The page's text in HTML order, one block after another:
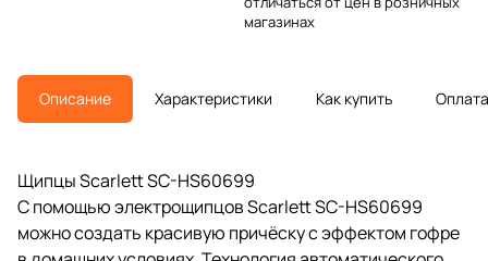
магазинах
Описание Характеристики Как купить Оплата
Щипцы Scarlett SC-HS60699
С помощью электрощипцов Scarlett SC-HS60699
можно создать красивую причёску с эффектом гофре